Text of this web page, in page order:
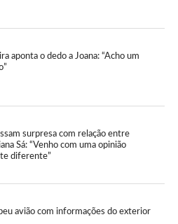
aponta o dedo a Joana: “Acho um
surpresa com relação entre
Sá: “Venho com uma opinião
diferente”
avião com informações do exterior